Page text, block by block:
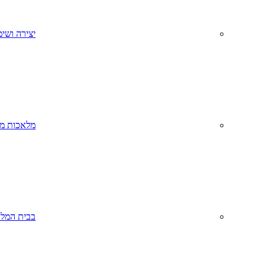
יצירה
מלאכות
בבית